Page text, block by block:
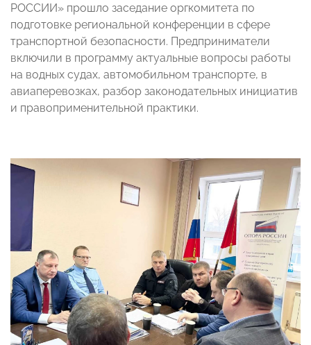
РОССИИ» прошло заседание оргкомитета по
подготовке региональной конференции в сфере
транспортной безопасности. Предприниматели
включили в программу актуальные вопросы работы
на водных судах, автомобильном транспорте, в
авиаперевозках, разбор законодательных инициатив
и правоприменительной практики.